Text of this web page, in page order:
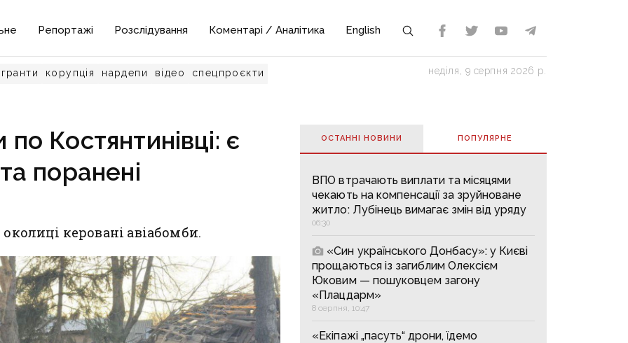
Репортажі Розслідування Коментарі / Аналітика English
гранти корупція нардепи відео спецпроєкти неділя, 9 серпня 2026 р.
Костянтинівці: є
поранені
керовані авіабомби.
ОСТАННІ НОВИНИ ПОПУЛЯРНE
ВПО втрачають виплати та місяцями
чекають на компенсації за зруйноване
житло: Лубінець вимагає змін від уряду
06:30
«Син українського Донбасу»: у Києві
прощаються із загиблим Олексієм
Юковим — пошуковцем загону
«Плацдарм»
8 серпня, 10:47
«Екіпажі „пасуть“ дрони, їдемо